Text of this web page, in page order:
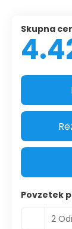
Skupna
Povzetek
2